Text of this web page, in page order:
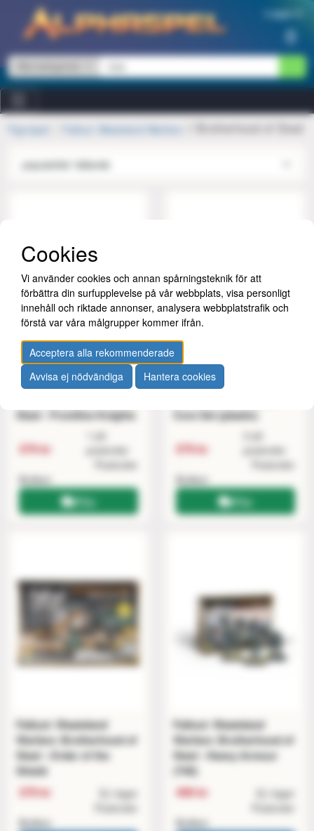
Hoppa till innehåll Logga in
0
Figurspel Fallout: Wasteland Warfare Brotherhood of Steel
Fallout: Wasteland
Steel - Frontline Knights
379 kr
1 på
postorder
Butiken
Postorder
Köp
Fallout Miniatures:
Core Set (plastic)
579 kr
2 på
postorder
Butiken
Postorder
Köp
Fallout: Wasteland
Warfare: Brotherhood of
Steel - Order of the
Shield
379 kr Ej i lager
Butiken
Fallout: Wasteland
Warfare: Brotherhood of
Steel - Heavy Armour
(T45)
499 kr Ej i lager
Butiken
Cookies
Vi använder cookies och annan spårningsteknik för att
förbättra din surfupplevelse på vår webbplats, visa personligt
innehåll och riktade annonser, analysera webbplatstrafik och
förstå var våra målgrupper kommer ifrån.
Acceptera alla rekommenderade
Avvisa ej nödvändiga
Hantera cookies